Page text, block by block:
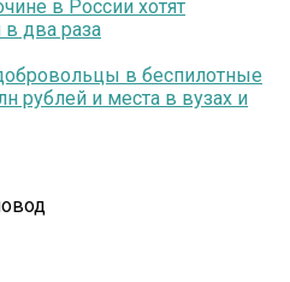
в России хотят
два раза
в беспилотные
рублей и места в вузах и